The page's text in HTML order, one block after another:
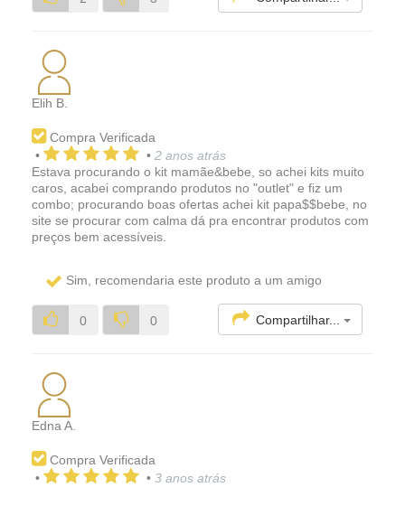
Elih B.
Compra Verificada
•
• 2 anos atrás
Estava procurando o kit mamãe&bebe, so achei kits muito
caros, acabei comprando produtos no "outlet" e fiz um
combo; procurando boas ofertas achei kit papa$$bebe, no
site se procurar com calma dá pra encontrar produtos com
preços bem acessíveis.
Sim, recomendaria este produto a um amigo
0 0 Compartilhar...
Edna A.
Compra Verificada
•
• 3 anos atrás